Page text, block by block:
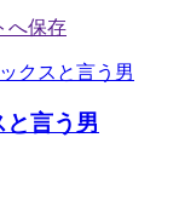
と言う男